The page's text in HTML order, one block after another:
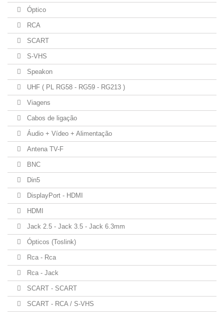
Óptico
RCA
SCART
S-VHS
Speakon
UHF ( PL RG58 - RG59 - RG213 )
Viagens
Cabos de ligação
Áudio + Vídeo + Alimentação
Antena TV-F
BNC
Din5
DisplayPort - HDMI
HDMI
Jack 2.5 - Jack 3.5 - Jack 6.3mm
Ópticos (Toslink)
Rca - Rca
Rca - Jack
SCART - SCART
SCART - RCA / S-VHS